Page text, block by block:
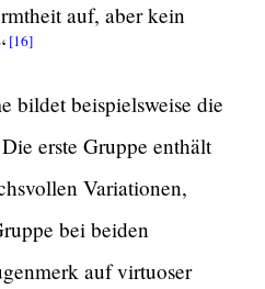
auf, aber kein
[16]
bildet beispielsweise die
erste Gruppe enthält
Variationen,
bei beiden
auf virtuoser